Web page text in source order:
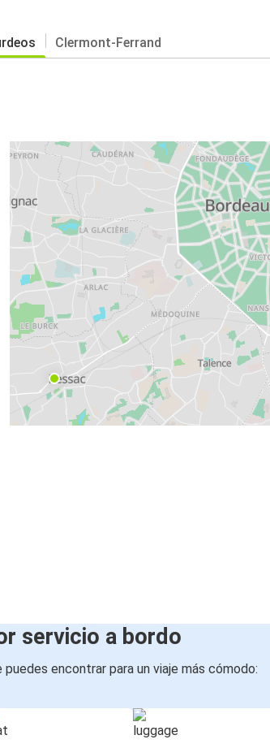
Clermont-Ferrand
servicio a bordo
encontrar para un viaje más cómodo: